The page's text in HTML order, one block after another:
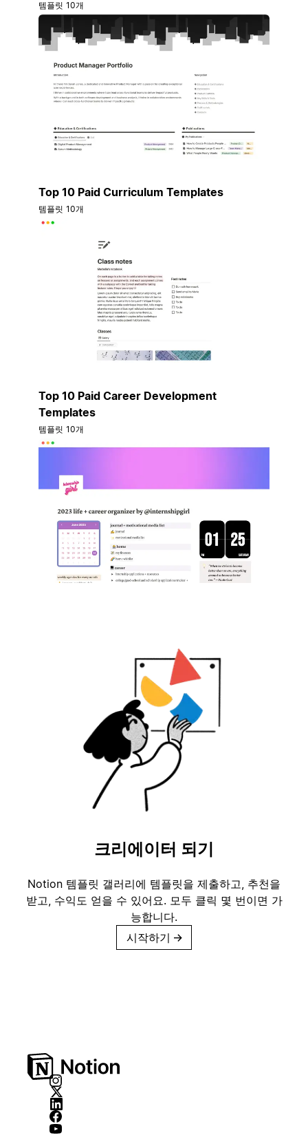
템플릿 10개
Top 10 Paid Curriculum Templates
템플릿 10개
Top 10 Paid Career Development
Templates
템플릿 10개
크리에이터 되기
Notion 템플릿 갤러리에 템플릿을 제출하고, 추천을
받고, 수익도 얻을 수 있어요. 모두 클릭 몇 번이면 가
능합니다.
시작하기 →